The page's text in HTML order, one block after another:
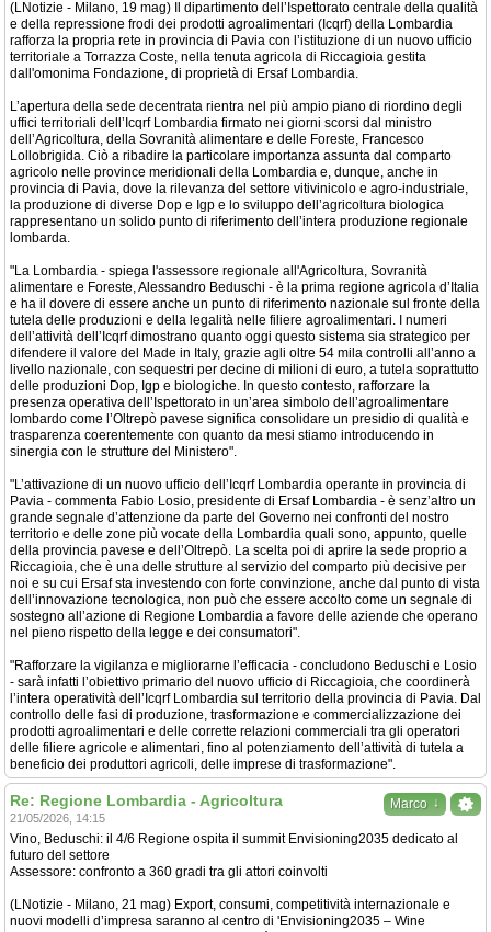
(LNotizie - Milano, 19 mag) Il dipartimento dell’Ispettorato centrale della qualità
e della repressione frodi dei prodotti agroalimentari (Icqrf) della Lombardia
rafforza la propria rete in provincia di Pavia con l’istituzione di un nuovo ufficio
territoriale a Torrazza Coste, nella tenuta agricola di Riccagioia gestita
dall'omonima Fondazione, di proprietà di Ersaf Lombardia.
L’apertura della sede decentrata rientra nel più ampio piano di riordino degli
uffici territoriali dell’Icqrf Lombardia firmato nei giorni scorsi dal ministro
dell’Agricoltura, della Sovranità alimentare e delle Foreste, Francesco
Lollobrigida. Ciò a ribadire la particolare importanza assunta dal comparto
agricolo nelle province meridionali della Lombardia e, dunque, anche in
provincia di Pavia, dove la rilevanza del settore vitivinicolo e agro-industriale,
la produzione di diverse Dop e Igp e lo sviluppo dell’agricoltura biologica
rappresentano un solido punto di riferimento dell’intera produzione regionale
lombarda.
"La Lombardia - spiega l'assessore regionale all'Agricoltura, Sovranità
alimentare e Foreste, Alessandro Beduschi - è la prima regione agricola d’Italia
e ha il dovere di essere anche un punto di riferimento nazionale sul fronte della
tutela delle produzioni e della legalità nelle filiere agroalimentari. I numeri
dell’attività dell’Icqrf dimostrano quanto oggi questo sistema sia strategico per
difendere il valore del Made in Italy, grazie agli oltre 54 mila controlli all’anno a
livello nazionale, con sequestri per decine di milioni di euro, a tutela soprattutto
delle produzioni Dop, Igp e biologiche. In questo contesto, rafforzare la
presenza operativa dell’Ispettorato in un’area simbolo dell’agroalimentare
lombardo come l’Oltrepò pavese significa consolidare un presidio di qualità e
trasparenza coerentemente con quanto da mesi stiamo introducendo in
sinergia con le strutture del Ministero".
"L’attivazione di un nuovo ufficio dell’Icqrf Lombardia operante in provincia di
Pavia - commenta Fabio Losio, presidente di Ersaf Lombardia - è senz’altro un
grande segnale d’attenzione da parte del Governo nei confronti del nostro
territorio e delle zone più vocate della Lombardia quali sono, appunto, quelle
della provincia pavese e dell’Oltrepò. La scelta poi di aprire la sede proprio a
Riccagioia, che è una delle strutture al servizio del comparto più decisive per
noi e su cui Ersaf sta investendo con forte convinzione, anche dal punto di vista
dell’innovazione tecnologica, non può che essere accolto come un segnale di
sostegno all’azione di Regione Lombardia a favore delle aziende che operano
nel pieno rispetto della legge e dei consumatori".
"Rafforzare la vigilanza e migliorarne l’efficacia - concludono Beduschi e Losio
- sarà infatti l’obiettivo primario del nuovo ufficio di Riccagioia, che coordinerà
l’intera operatività dell’Icqrf Lombardia sul territorio della provincia di Pavia. Dal
controllo delle fasi di produzione, trasformazione e commercializzazione dei
prodotti agroalimentari e delle corrette relazioni commerciali tra gli operatori
delle filiere agricole e alimentari, fino al potenziamento dell’attività di tutela a
beneficio dei produttori agricoli, delle imprese di trasformazione".
Marco ↓
Re: Regione Lombardia - Agricoltura
21/05/2026, 14:15
Vino, Beduschi: il 4/6 Regione ospita il summit Envisioning2035 dedicato al
futuro del settore
Assessore: confronto a 360 gradi tra gli attori coinvolti
(LNotizie - Milano, 21 mag) Export, consumi, competitività internazionale e
nuovi modelli d’impresa saranno al centro di 'Envisioning2035 – Wine